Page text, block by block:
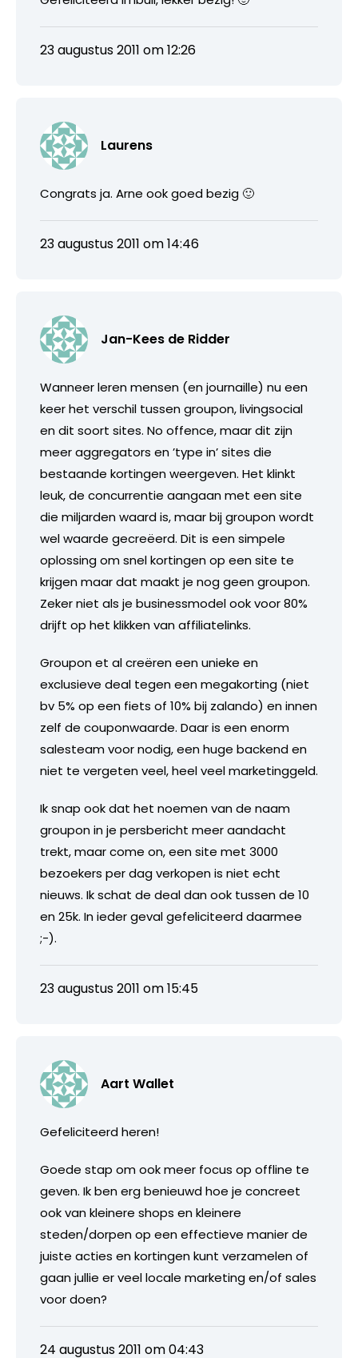
23 augustus 2011 om 12:26
Laurens
Congrats ja. Arne ook goed bezig 🙂
23 augustus 2011 om 14:46
Jan-Kees de Ridder
Wanneer leren mensen (en journaille) nu een
keer het verschil tussen groupon, livingsocial
en dit soort sites. No offence, maar dit zijn
meer aggregators en ’type in’ sites die
bestaande kortingen weergeven. Het klinkt
leuk, de concurrentie aangaan met een site
die miljarden waard is, maar bij groupon wordt
wel waarde gecreëerd. Dit is een simpele
oplossing om snel kortingen op een site te
krijgen maar dat maakt je nog geen groupon.
Zeker niet als je businessmodel ook voor 80%
drijft op het klikken van affiliatelinks.
Groupon et al creëren een unieke en
exclusieve deal tegen een megakorting (niet
bv 5% op een fiets of 10% bij zalando) en innen
zelf de couponwaarde. Daar is een enorm
salesteam voor nodig, een huge backend en
niet te vergeten veel, heel veel marketinggeld.
Ik snap ook dat het noemen van de naam
groupon in je persbericht meer aandacht
trekt, maar come on, een site met 3000
bezoekers per dag verkopen is niet echt
nieuws. Ik schat de deal dan ook tussen de 10
en 25k. In ieder geval gefeliciteerd daarmee
;-).
23 augustus 2011 om 15:45
Aart Wallet
Gefeliciteerd heren!
Goede stap om ook meer focus op offline te
geven. Ik ben erg benieuwd hoe je concreet
ook van kleinere shops en kleinere
steden/dorpen op een effectieve manier de
juiste acties en kortingen kunt verzamelen of
gaan jullie er veel locale marketing en/of sales
voor doen?
24 augustus 2011 om 04:43